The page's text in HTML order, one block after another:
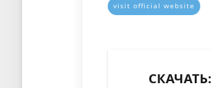
visit official website
СКАЧАТЬ: